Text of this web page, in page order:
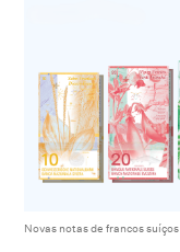
Novas notas de francos suíços